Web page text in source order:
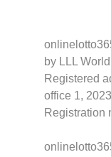
by LLL
Registered
office 1,
Registration